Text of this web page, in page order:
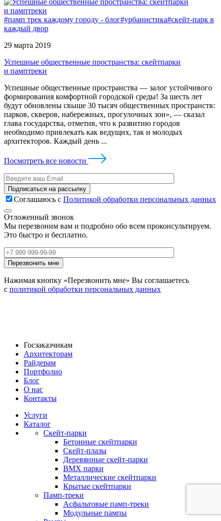
#памп трек каждому городу - блог#урбанистика#скейт-парк в
каждый двор
29 марта 2019
Успешные общественные пространства: скейтпарки
и памптреки
Успешные общественные пространства — залог устойчивого
формирования комфортной городской среды! За шесть лет
будут обновлены свыше 30 тысяч общественных пространств:
парков, скверов, набережных, прогулочных зон», — сказал
глава государства, отметив, что к развитию городов
необходимо привлекать как ведущих, так и молодых
архитекторов. Каждый день ...
Посмотреть все новости
Соглашаюсь с Политикой обработки персональных данных
Отложенный звонок
Мы перезвоним вам и подробно обо всем проконсультируем.
Это быстро и бесплатно.
Нажимая кнопку «Перезвонить мне» Вы соглашаетесь
с политикой обработки персональных данных
Госзаказчикам
Архитекторам
Райдерам
Портфолио
Блог
О нас
Контакты
Услуги
Каталог
Скейт‑парки
Бетонные скейтпарки
Скейт‑плазы
Деревянные скейт‑парки
BMX парки
Металлические скейтпарки
Крытые скейтпарки
Памп‑треки
Асфальтовые памп‑треки
Модульные пампы